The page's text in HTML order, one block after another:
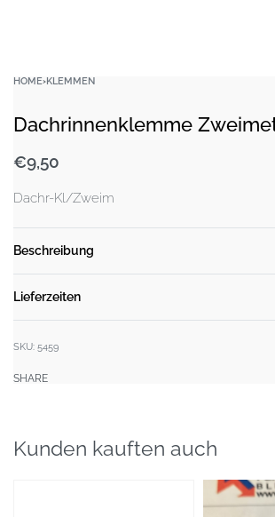
HOME›KLEMMEN
Dachrinnenklemme
€9,50
Dachr-Kl/Zweim
Beschreibung
Lieferzeiten
SKU: 5459
SHARE
Kunden kauften auch